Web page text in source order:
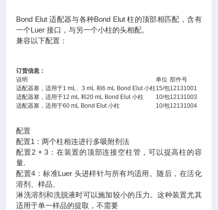
Bond Elut 适配器与各种Bond Elut 柱的顶部相匹配，含有
一个Luer 接口，与另一个小柱的头相配。
兼容以下配置：
订货信息：
说明
单位 部件号
适配器塞，适用于1 mL、3 mL 和6 mL Bond Elut 小柱15/包12131001
适配器塞，适用于12 mL 和20 mL Bond Elut 小柱
10/包12131003
适配器塞，适用于60 mL Bond Elut 小柱
10/包12131004
配置
配置1：两个柱相连进行多吸附剂法
配置2 + 3：在装置的顶部连接空柱管，可以提高柱的容
量.
配置4：标准Luer 头进样针与所有均适用。随后，在活化
溶剂、样品、
淋洗溶剂和洗脱液时可以施加较小的压力。这种装置尤其
适用于单一样品的提取，不需要